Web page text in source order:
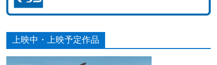
上映中・上映予定作品